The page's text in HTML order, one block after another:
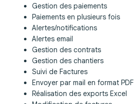
Gestion des paiements
Paiements en plusieurs fois
Alertes/notifications
Alertes email
Gestion des contrats
Gestion des chantiers
Suivi de Factures
Envoyer par mail en format PDF
Réalisation des exports Excel